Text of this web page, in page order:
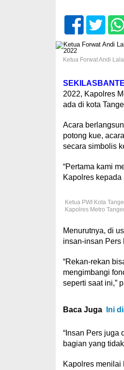
Ketua Forwat Andi
2022, Kapolres
ada di kota
Acara
potong kue,
secara simbolis
“Pertama kami
Kapolres
Ketua PWI Kota
Kapolres Metro
Menurutnya, di
insan-insan Pers
“Rekan-rekan
mengimbangi
seperti saat ini,”
Baca Juga Ini
“Insan Pers juga
bagian yang
Kapolres menilai